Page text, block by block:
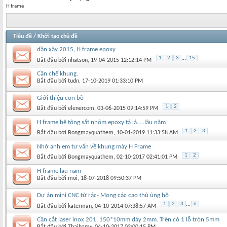
H frame
Tiêu đề / Khởi tạo chủ đề
dần xây 2015, H frame epoxy
Bắt đầu bởi nhatson‎, 19-04-2015 12:12:14 PM 1 2 3 ... 15
Cần chế khung.
Bắt đầu bởi tudn‎, 17-10-2019 01:33:10 PM
Giới thiệu con bồ
Bắt đầu bởi elenercom‎, 03-06-2015 09:14:59 PM 1 2
H frame bê tông sắt nhôm epoxy tá lả.....lâu năm
Bắt đầu bởi Bongmayquathem‎, 10-01-2019 11:33:58 AM 1 2 3
Nhờ anh em tư vấn về khung máy H Frame
Bắt đầu bởi Bongmayquathem‎, 02-10-2017 02:41:01 PM 1 2
H frame lau nam
Bắt đầu bởi moi‎, 18-07-2018 09:50:37 PM
Dự án mini CNC từ rác- Mong các cao thủ ủng hộ
Bắt đầu bởi katerman‎, 04-10-2014 07:38:57 AM 1 2 3 ... 6
Cần cắt laser inox 201. 150*10mm dày 2mm. Trên có 1 lỗ tròn 5mm